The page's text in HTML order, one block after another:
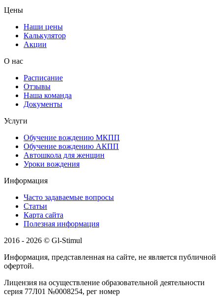
Цены
Наши цены
Калькулятор
Акции
О нас
Расписание
Отзывы
Наша команда
Документы
Услуги
Обучение вождению МКПП
Обучение вождению АКПП
Автошкола для женщин
Уроки вождения
Информация
Часто задаваемые вопросы
Статьи
Карта сайта
Полезная информация
2016 - 2026 © Gl-Stimul
Информация, представленная на сайте, не является публичной
офертой.
Лицензия на осуществление образовательной деятельности
серия 77Л01 №0008254, рег номер